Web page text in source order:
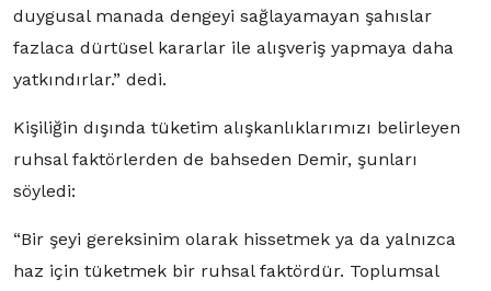
duygusal manada dengeyi sağlayamayan şahıslar
fazlaca dürtüsel kararlar ile alışveriş yapmaya daha
yatkındırlar.” dedi.
Kişiliğin dışında tüketim alışkanlıklarımızı belirleyen
ruhsal faktörlerden de bahseden Demir, şunları
söyledi:
“Bir şeyi gereksinim olarak hissetmek ya da yalnızca
haz için tüketmek bir ruhsal faktördür. Toplumsal